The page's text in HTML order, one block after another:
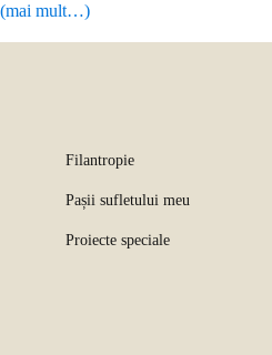
(mai mult…)
Filantropie
Pașii sufletului meu
Proiecte speciale